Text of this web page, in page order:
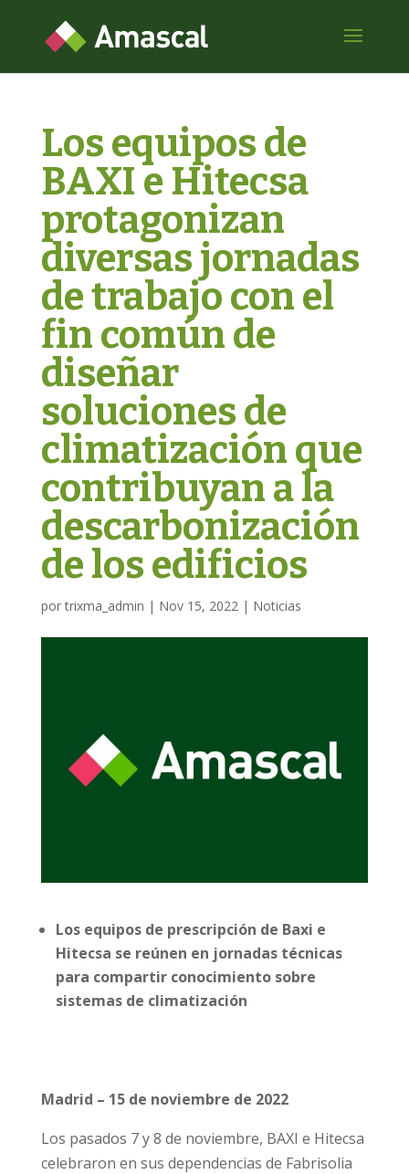
Los equipos de
BAXI e Hitecsa
protagonizan
diversas jornadas
de trabajo con el
fin común de
diseñar
soluciones de
climatización que
contribuyan a la
descarbonización
de los edificios
portrixma_admin | Nov 15, 2022| Noticias
Los equipos de prescripción de Baxi e
Hitecsa se reúnen en jornadas técnicas
para compartir conocimiento sobre
sistemas de climatización
Madrid – 15 de noviembre de 2022
Los pasados 7 y 8 de noviembre, BAXI e Hitecsa
celebraron en sus dependencias de Fabrisolia